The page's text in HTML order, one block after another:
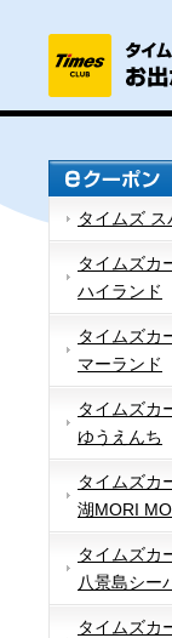
タイムズ ス
タイムズカ
ハイランド
タイムズカ
マーランド
タイムズカ
ゆうえんち
タイムズカ
湖MORI
タイムズカ
八景島シー
タイムズカ